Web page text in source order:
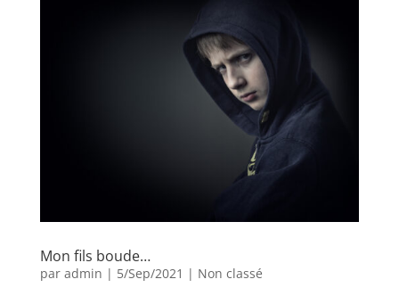
Mon fils boude…
par admin | 5/Sep/2021 | Non classé